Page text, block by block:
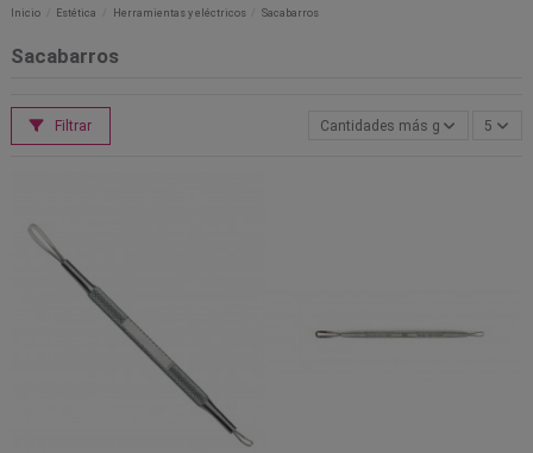
Inicio Estética Herramientas y eléctricos Sacabarros
Sacabarros
Filtrar Cantidades más grandes5